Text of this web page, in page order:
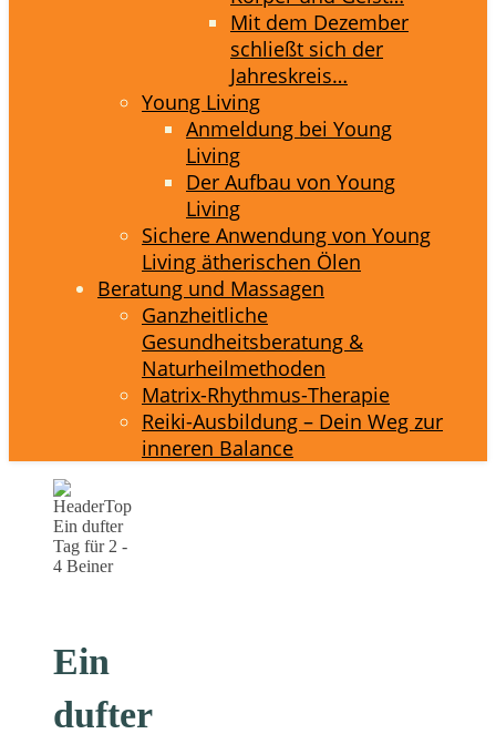
Mit dem Dezember
schließt sich der
Jahreskreis…
Young Living
Anmeldung bei Young
Living
Der Aufbau von Young
Living
Sichere Anwendung von Young
Living ätherischen Ölen
Beratung und Massagen
Ganzheitliche
Gesundheitsberatung &
Naturheilmethoden
Matrix-Rhythmus-Therapie
Reiki-Ausbildung – Dein Weg zur
inneren Balance
Ein
dufter